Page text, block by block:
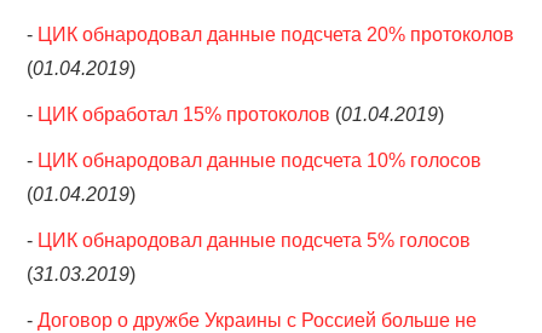
- ЦИК обнародовал данные подсчета 20% протоколов
(01.04.2019)
- ЦИК обработал 15% протоколов (01.04.2019)
- ЦИК обнародовал данные подсчета 10% голосов
(01.04.2019)
- ЦИК обнародовал данные подсчета 5% голосов
(31.03.2019)
-Договор о дружбе Украины с Россией больше не